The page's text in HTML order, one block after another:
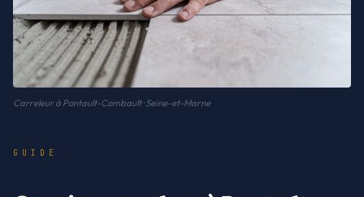
Carreleur à Pontault-Combault · Seine-et-Marne
GUIDE